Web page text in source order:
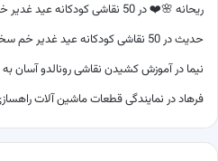
ریحانه 🌸❤️در50 نقاشی کودکانه عید غدیر خم سخت و آسان و برای رنگ آمیزی
حدیثدر50 نقاشی کودکانه عید غدیر خم سخت و آسان و برای رنگ آمیزی
نیما درآموزش کشیدن نقاشی رونالدو آسان
فرهاددر نمایندگی قطعات ماشین آلات